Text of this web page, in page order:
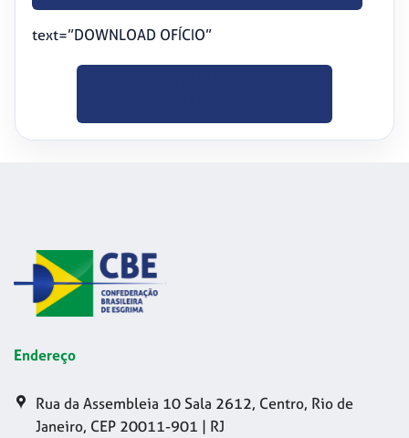
text=”DOWNLOAD OFÍCIO”
Endereço
Rua da Assembleia 10 Sala 2612, Centro, Rio de
Janeiro, CEP 20011-901 | RJ